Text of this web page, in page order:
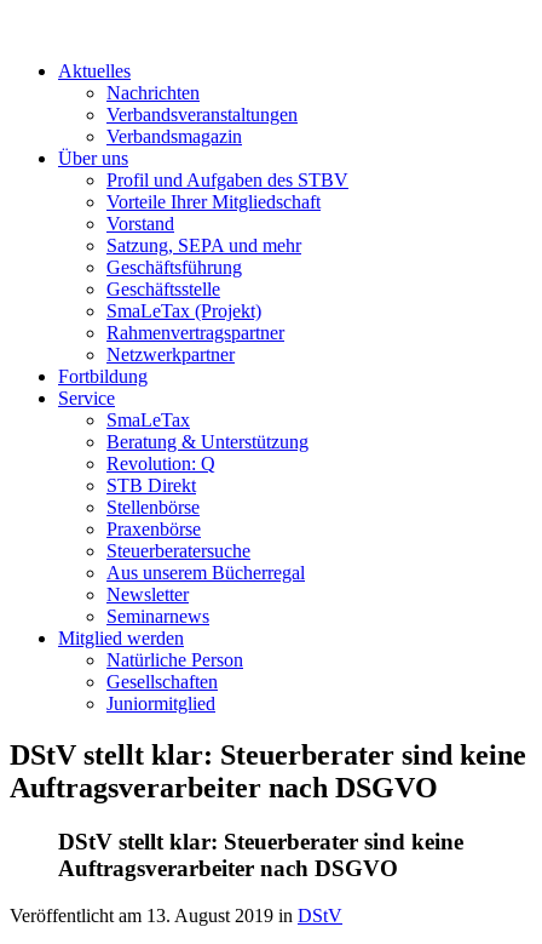
Aktuelles
Nachrichten
Verbandsveranstaltungen
Verbandsmagazin
Über uns
Profil und Aufgaben des STBV
Vorteile Ihrer Mitgliedschaft
Vorstand
Satzung, SEPA und mehr
Geschäftsführung
Geschäftsstelle
SmaLeTax (Projekt)
Rahmenvertragspartner
Netzwerkpartner
Fortbildung
Service
SmaLeTax
Beratung & Unterstützung
Revolution: Q
STB Direkt
Stellenbörse
Praxenbörse
Steuerberatersuche
Aus unserem Bücherregal
Newsletter
Seminarnews
Mitglied werden
Natürliche Person
Gesellschaften
Juniormitglied
DStV stellt klar: Steuerberater sind keine
Auftragsverarbeiter nach DSGVO
DStV stellt klar: Steuerberater sind keine
Auftragsverarbeiter nach DSGVO
Veröffentlicht am 13. August 2019 in DStV